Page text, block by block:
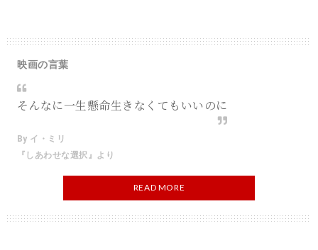
映画の言葉
そんなに一生懸命生きなくてもいいのに
By イ・ミリ
『しあわせな選択』より
READ MORE